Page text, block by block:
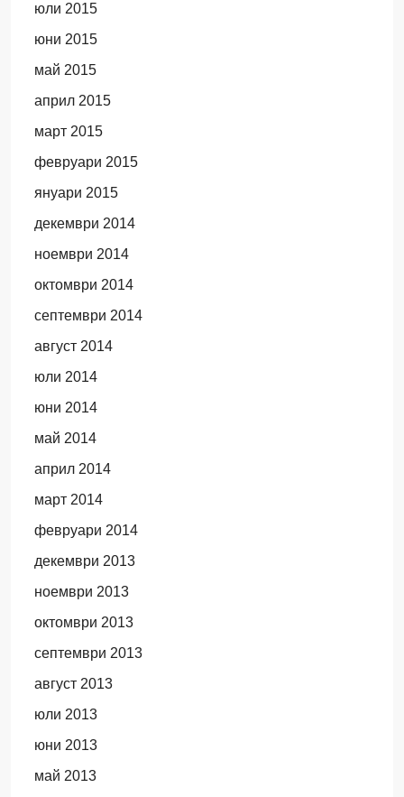
юли 2015
юни 2015
май 2015
април 2015
март 2015
февруари 2015
януари 2015
декември 2014
ноември 2014
октомври 2014
септември 2014
август 2014
юли 2014
юни 2014
май 2014
април 2014
март 2014
февруари 2014
декември 2013
ноември 2013
октомври 2013
септември 2013
август 2013
юли 2013
юни 2013
май 2013